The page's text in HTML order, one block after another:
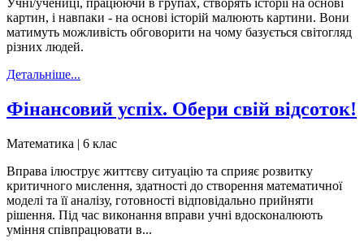
Учні/учениці, працюючи в групах, створять історії на основі
картин, і навпаки - на основі історій малюють картини. Вони
матимуть можливість обговорити на чому базується світогляд
різних людей.
Детальніше...
Фінансовий успіх. Обери свій відсоток!
Математика | 6 клас
Вправа ілюструє життєву ситуацію та сприяє розвитку
критичного мислення, здатності до створення математичної
моделі та її аналізу, готовності відповідально прийняти
рішення. Під час виконання вправи учні вдосконалюють
уміння співпрацювати в...